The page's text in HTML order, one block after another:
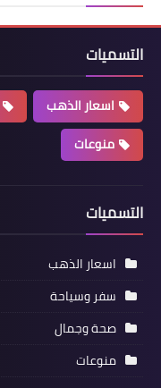
التسميات
اسعار الذهب
منوعات
التسميات
اسعار الذهب
سفر وسياحة
صحة وجمال
منوعات